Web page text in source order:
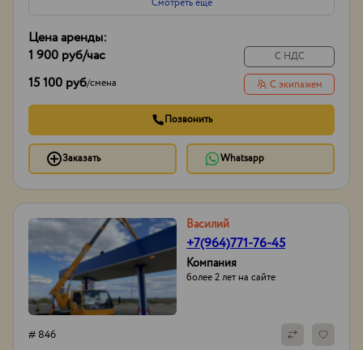
Смотреть еще
Цена аренды:
1 900 руб/час
15 100 руб/смена
С НДС
С экипажем
Позвонить
Заказать Whatsapp
Василий
+7(964)771-76-45
Компания
более 2 лет на сайте
# 846